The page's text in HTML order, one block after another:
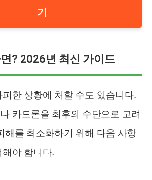
기
? 2026년 최신 가이드
피한 상황에 처할 수도 있습니다.
카드론을 최후의 수단으로 고려
해를 최소화하기 위해 다음 사항
해야 합니다.